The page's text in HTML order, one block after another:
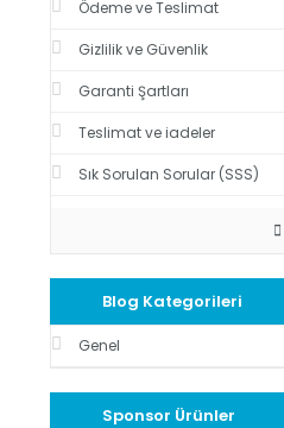
Ödeme ve Teslimat
Gizlilik ve Güvenlik
Garanti Şartları
Teslimat ve iadeler
Sık Sorulan Sorular (SSS)
Blog Kategorileri
Genel
Sponsor Ürünler